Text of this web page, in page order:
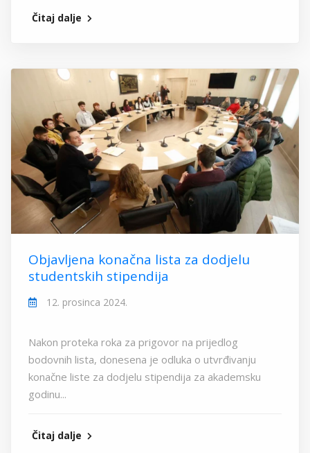
Čitaj dalje
Objavljena konačna lista za dodjelu
studentskih stipendija
12. prosinca 2024.
Nakon proteka roka za prigovor na prijedlog
bodovnih lista, donesena je odluka o utvrđivanju
konačne liste za dodjelu stipendija za akademsku
godinu...
Čitaj dalje